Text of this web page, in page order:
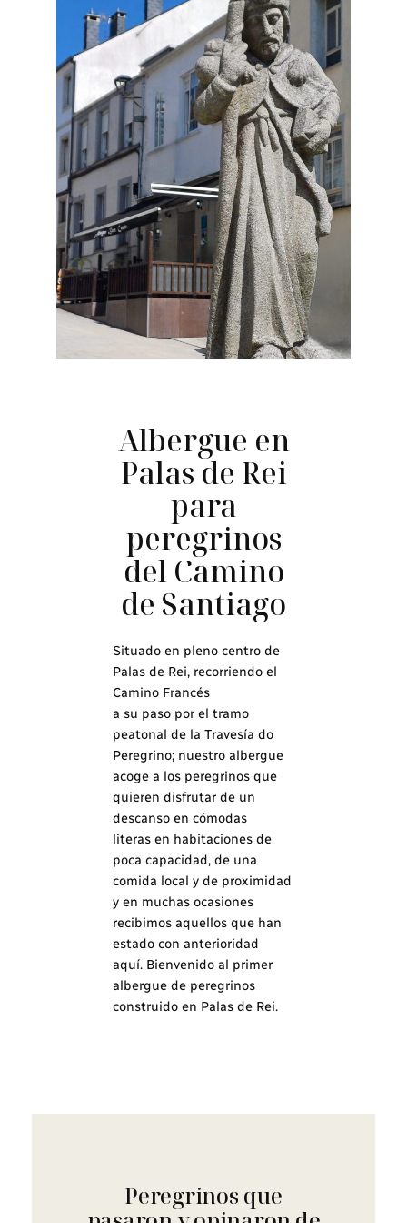
Albergue en
Palas de Rei
para
peregrinos
del Camino
de Santiago
Situado en pleno centro de
Palas de Rei, recorriendo el
Camino Francés
a su paso por el tramo
peatonal de la Travesía do
Peregrino; nuestro albergue
acoge a los peregrinos que
quieren disfrutar de un
descanso en cómodas
literas en habitaciones de
poca capacidad, de una
comida local y de proximidad
y en muchas ocasiones
recibimos aquellos que han
estado con anterioridad
aquí. Bienvenido al primer
albergue de peregrinos
construido en Palas de Rei.
Peregrinos que